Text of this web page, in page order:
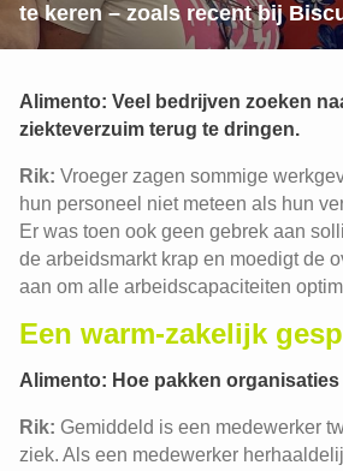
te keren – zoals recent bij
Alimento: Veel bedrijven zoeken
ziekteverzuim terug te dringen.
Rik: Vroeger zagen sommige
hun personeel niet meteen als hun
Er was toen ook geen gebrek aan
de arbeidsmarkt krap en moedigt de
aan om alle arbeidscapaciteiten
Een warm-zakelijk
Alimento: Hoe pakken
Rik: Gemiddeld is een medewerker
ziek. Als een medewerker